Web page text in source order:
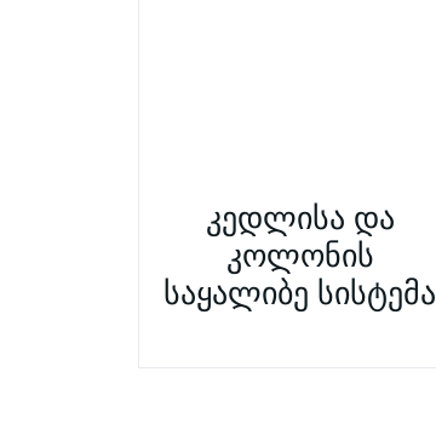
კედლისა და
კოლონის
საყალიბე სისტემა